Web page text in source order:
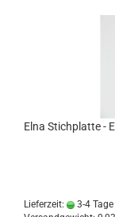
Elna Stichplatte -
Lieferzeit: 3-4 Tage